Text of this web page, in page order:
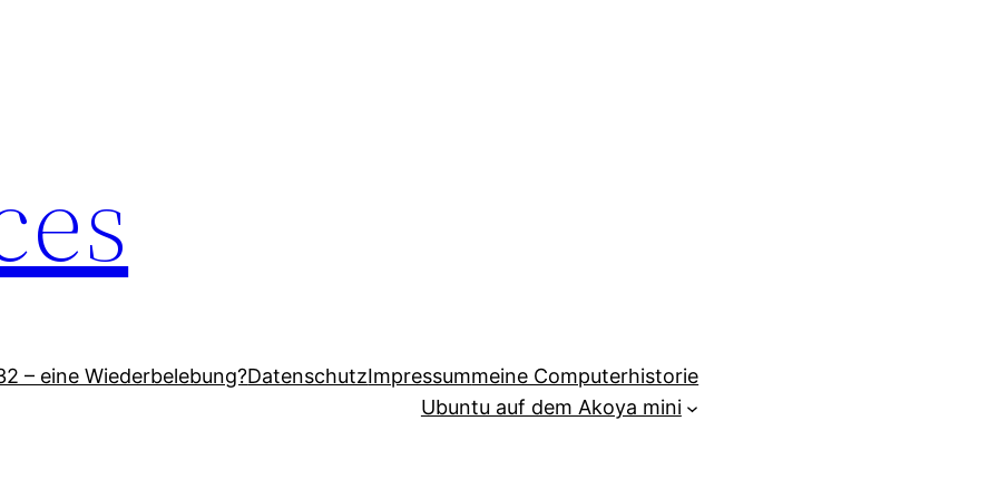
– eine Wiederbelebung?DatenschutzImpressummeine Computerhistorie
Ubuntu auf dem Akoya mini